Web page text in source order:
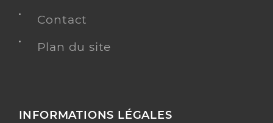
Contact
Plan du site
INFORMATIONS LÉGALES